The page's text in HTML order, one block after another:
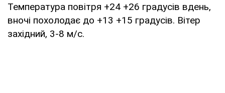
Температура повітря +24 +26 градусів вдень,
вночі похолодає до +13 +15 градусів. Вітер
західний, 3-8 м/с.